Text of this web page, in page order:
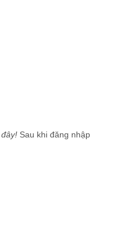
Sau khi đăng nhập